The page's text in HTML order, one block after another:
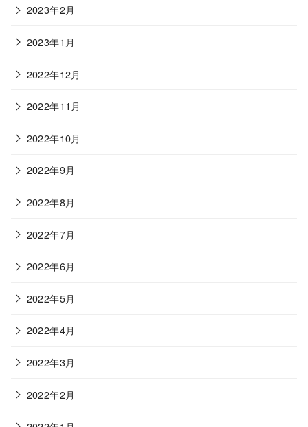
2023年2月
2023年1月
2022年12月
2022年11月
2022年10月
2022年9月
2022年8月
2022年7月
2022年6月
2022年5月
2022年4月
2022年3月
2022年2月